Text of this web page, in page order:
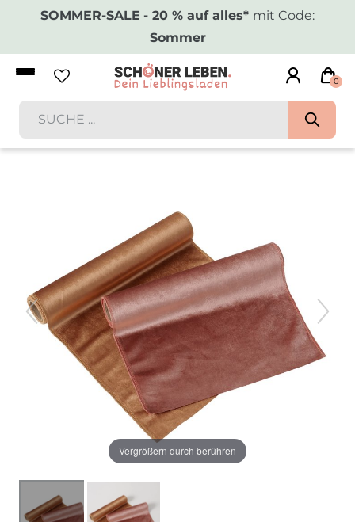
SOMMER-SALE - 20 % auf alles* mit Code:
Sommer
0
Vergrößern durch berühren